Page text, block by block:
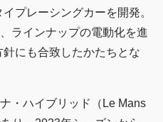
プレーシングカーを開発。
ラインナップの電動化を進
にも合致したかたちとな
・ハイブリッド（Le Mans